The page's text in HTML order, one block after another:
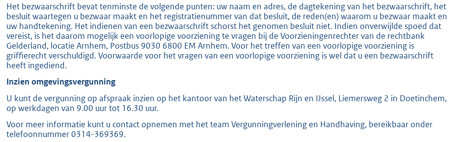
Het bezwaarschrift bevat tenminste de volgende punten: uw naam en adres, de dagtekening van het bezwaarschrift, het
besluit waartegen u bezwaar maakt en het registratienummer van dat besluit, de reden(en) waarom u bezwaar maakt en
uw handtekening. Het indienen van een bezwaarschrift schorst het genomen besluit niet. Indien onverwijlde spoed dat
vereist, is het daarom mogelijk een voorlopige voorziening te vragen bij de Voorzieningenrechter van de rechtbank
Gelderland, locatie Arnhem, Postbus 9030 6800 EM Arnhem. Voor het treffen van een voorlopige voorziening is
griffierecht verschuldigd. Voorwaarde voor het vragen van een voorlopige voorziening is wel dat u een bezwaarschrift
heeft ingediend.
Inzien omgevingsvergunning
U kunt de vergunning op afspraak inzien op het kantoor van het Waterschap Rijn en IJssel, Liemersweg 2 in Doetinchem,
op werkdagen van 9.00 uur tot 16.30 uur.
Voor meer informatie kunt u contact opnemen met het team Vergunningverlening en Handhaving, bereikbaar onder
telefoonnummer 0314-369369.